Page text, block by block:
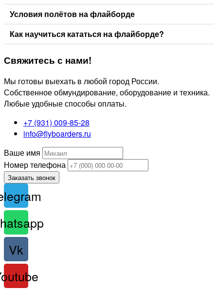
Условия полётов на флайборде
Как научиться кататься на флайборде?
Свяжитесь с нами!
Мы готовы выехать в любой город России.
Собственное обмундирование, оборудование и техника.
Любые удобные способы оплаты.
+7 (931) 009-85-28
info@flyboarders.ru
Ваше имя
Номер телефона
Заказать звонок
Vk